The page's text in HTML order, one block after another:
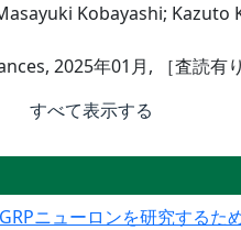
Kobayashi; Kazuto
2025年01月,
［査読有
すべて表示する
ニューロンを研究するた